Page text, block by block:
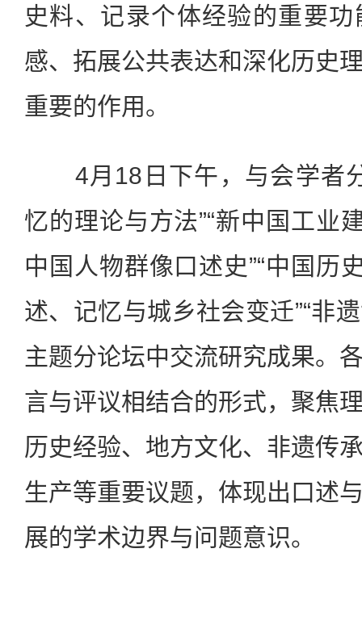
史料、记录个体经验的重要
感、拓展公共表达和深化历史
重要的作用。
4月18日下午，与会学者分
忆的理论与方法”“新中国工业
中国人物群像口述史”“中国历
述、记忆与城乡社会变迁”“非
主题分论坛中交流研究成果。
言与评议相结合的形式，聚焦
历史经验、地方文化、非遗传
生产等重要议题，体现出口述
展的学术边界与问题意识。